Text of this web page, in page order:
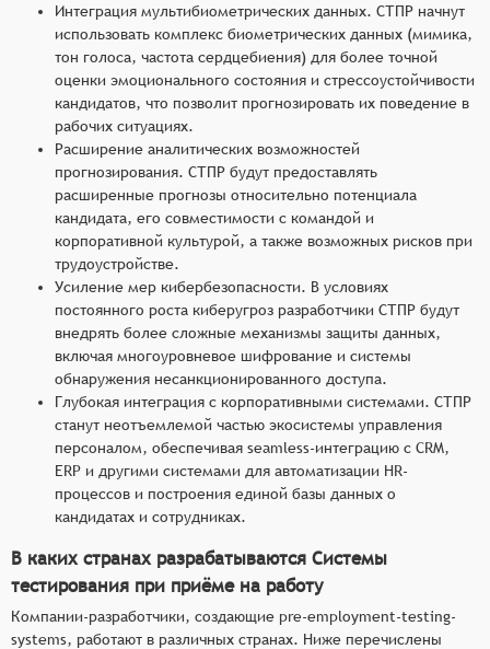
Интеграция мультибиометрических данных. СТПР начнут
использовать комплекс биометрических данных (мимика,
тон голоса, частота сердцебиения) для более точной
оценки эмоционального состояния и стрессоустойчивости
кандидатов, что позволит прогнозировать их поведение в
рабочих ситуациях.
Расширение аналитических возможностей
прогнозирования. СТПР будут предоставлять
расширенные прогнозы относительно потенциала
кандидата, его совместимости с командой и
корпоративной культурой, а также возможных рисков при
трудоустройстве.
Усиление мер кибербезопасности. В условиях
постоянного роста киберугроз разработчики СТПР будут
внедрять более сложные механизмы защиты данных,
включая многоуровневое шифрование и системы
обнаружения несанкционированного доступа.
Глубокая интеграция с корпоративными системами. СТПР
станут неотъемлемой частью экосистемы управления
персоналом, обеспечивая seamless-интеграцию с CRM,
ERP и другими системами для автоматизации HR-
процессов и построения единой базы данных о
кандидатах и сотрудниках.
В каких странах разрабатываются Системы
тестирования при приёме на работу
Компании-разработчики, создающие pre-employment-testing-
systems, работают в различных странах. Ниже перечислены